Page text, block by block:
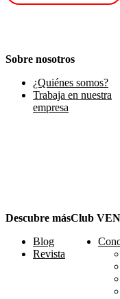
Sobre nosotros
¿Quiénes somos?
Trabaja en nuestra
empresa
Descubre más
Blog
Revista
Club